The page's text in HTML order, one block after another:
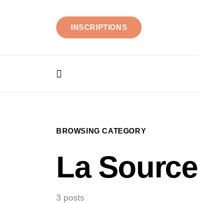
INSCRIPTIONS
BROWSING CATEGORY
La Source
3 posts